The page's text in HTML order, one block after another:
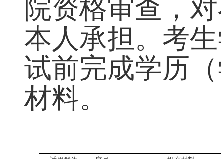
院资格审查，
本人承担。考
试前完成学历
材料。